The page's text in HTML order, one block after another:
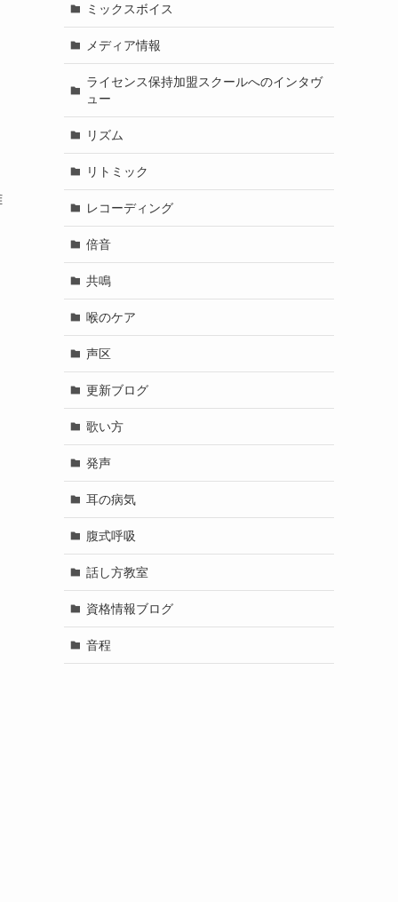
ミックスボイス
メディア情報
ライセンス保持加盟スクールへのインタヴ
ュー
リズム
リトミック
レコーディング
倍音
共鳴
喉のケア
声区
更新ブログ
歌い方
発声
耳の病気
腹式呼吸
話し方教室
資格情報ブログ
音程